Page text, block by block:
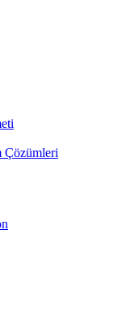
Çözümleri